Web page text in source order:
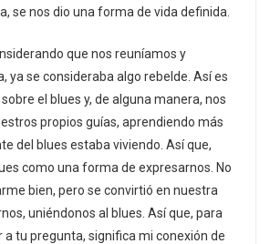
se nos dio una forma de vida definida.
que nos reuníamos y
ya se consideraba algo rebelde. Así es
el blues y, de alguna manera, nos
propios guías, aprendiendo más
del blues estaba viviendo. Así que,
como una forma de expresarnos. No
bien, pero se convirtió en nuestra
uniéndonos al blues. Así que, para
a tu pregunta, significa mi conexión de